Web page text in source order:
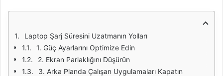
Laptop Şarj Süresini Uzatmanın Yolları
1. Güç Ayarlarını Optimize Edin
2. Ekran Parlaklığını Düşürün
3. Arka Planda Çalışan Uygulamaları Kapatın